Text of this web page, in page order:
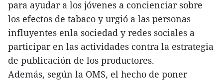
para ayudar a los jóvenes a concienciar sobre
los efectos de tabaco y urgió a las personas
influyentes enla sociedad y redes sociales a
participar en las actividades contra la estrategia
de publicación de los productores.
Además, según la OMS, el hecho de poner